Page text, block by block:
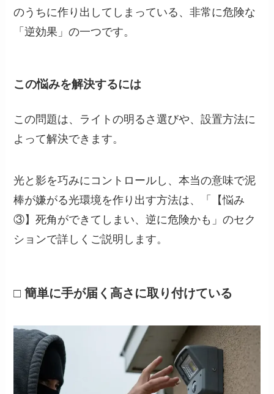
のうちに作り出してしまっている、非常に危険な
「逆効果」の一つです。
この悩みを解決するには
この問題は、ライトの明るさ選びや、設置方法に
よって解決できます。
光と影を巧みにコントロールし、本当の意味で泥
棒が嫌がる光環境を作り出す方法は、「【悩み
③】死角ができてしまい、逆に危険かも」のセク
ションで詳しくご説明します。
□ 簡単に手が届く高さに取り付けている